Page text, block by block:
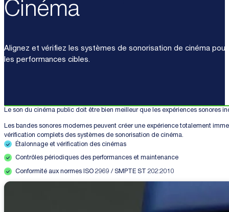
Cinéma
Alignez et vérifiez les systèmes de sonorisation de cinéma
les performances cibles.
Le son du cinéma public doit être bien meilleur que les expériences sonores
Les bandes sonores modernes peuvent créer une expérience totalement
vérification complets des systèmes de sonorisation de cinéma.
Étalonnage et vérification des cinémas
Contrôles périodiques des performances et maintenance
Conformité aux normes ISO 2969 / SMPTE ST 202:2010